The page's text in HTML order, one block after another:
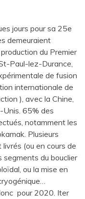
jours pour sa 25e
demeuraient
du Premier
Paul-lez-Durance,
de fusion
internationale de
), avec la Chine,
Unis. 65% des
notamment les
Plusieurs
(ou en cours de
segments du bouclier
ou la mise en
pour 2020. Iter